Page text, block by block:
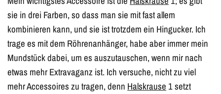
sie in drei Farben, so dass man sie mit fast allem
kombinieren kann, und sie ist trotzdem ein Hingucker. Ich
trage es mit dem Röhrenanhänger, habe aber immer mein
Mundstück dabei, um es auszutauschen, wenn mir nach
etwas mehr Extravaganz ist. Ich versuche, nicht zu viel
mehr Accessoires zu tragen, denn Halskrause 1 setzt